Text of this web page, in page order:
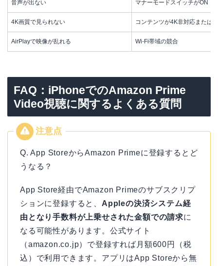
音声が出ない マナーモードスイッチがON
4K画質で見られない コンテンツが4K非対応または
AirPlayで映像が乱れる Wi-Fi帯域の競合
FAQ：iPhoneでのAmazon Prime
Video視聴に関するよくある質問
Q. App StoreからAmazon Primeに登録するとど
うなる？
App Store経由でAmazon Primeのサブスクリプ
ションに登録すると、 Appleの決済システム経
由となり手数料が上乗せされた金額での請求に
なる可能性があります。公式サイト
（amazon.co.jp）で登録すれば月額600円（税
込）で利用できます。アプリはApp Storeから無